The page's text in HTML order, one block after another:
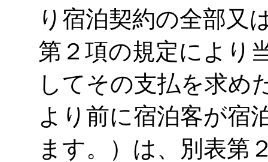
り宿泊契約の全部又
第２項の規定により
してその支払を求め
より前に宿泊客が宿
ます。）は、別表第